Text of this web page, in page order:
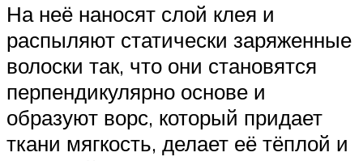
На неё наносят слой клея и
распыляют статически заряженные
волоски так, что они становятся
перпендикулярно основе и
образуют ворс, который придает
ткани мягкость, делает её тёплой и